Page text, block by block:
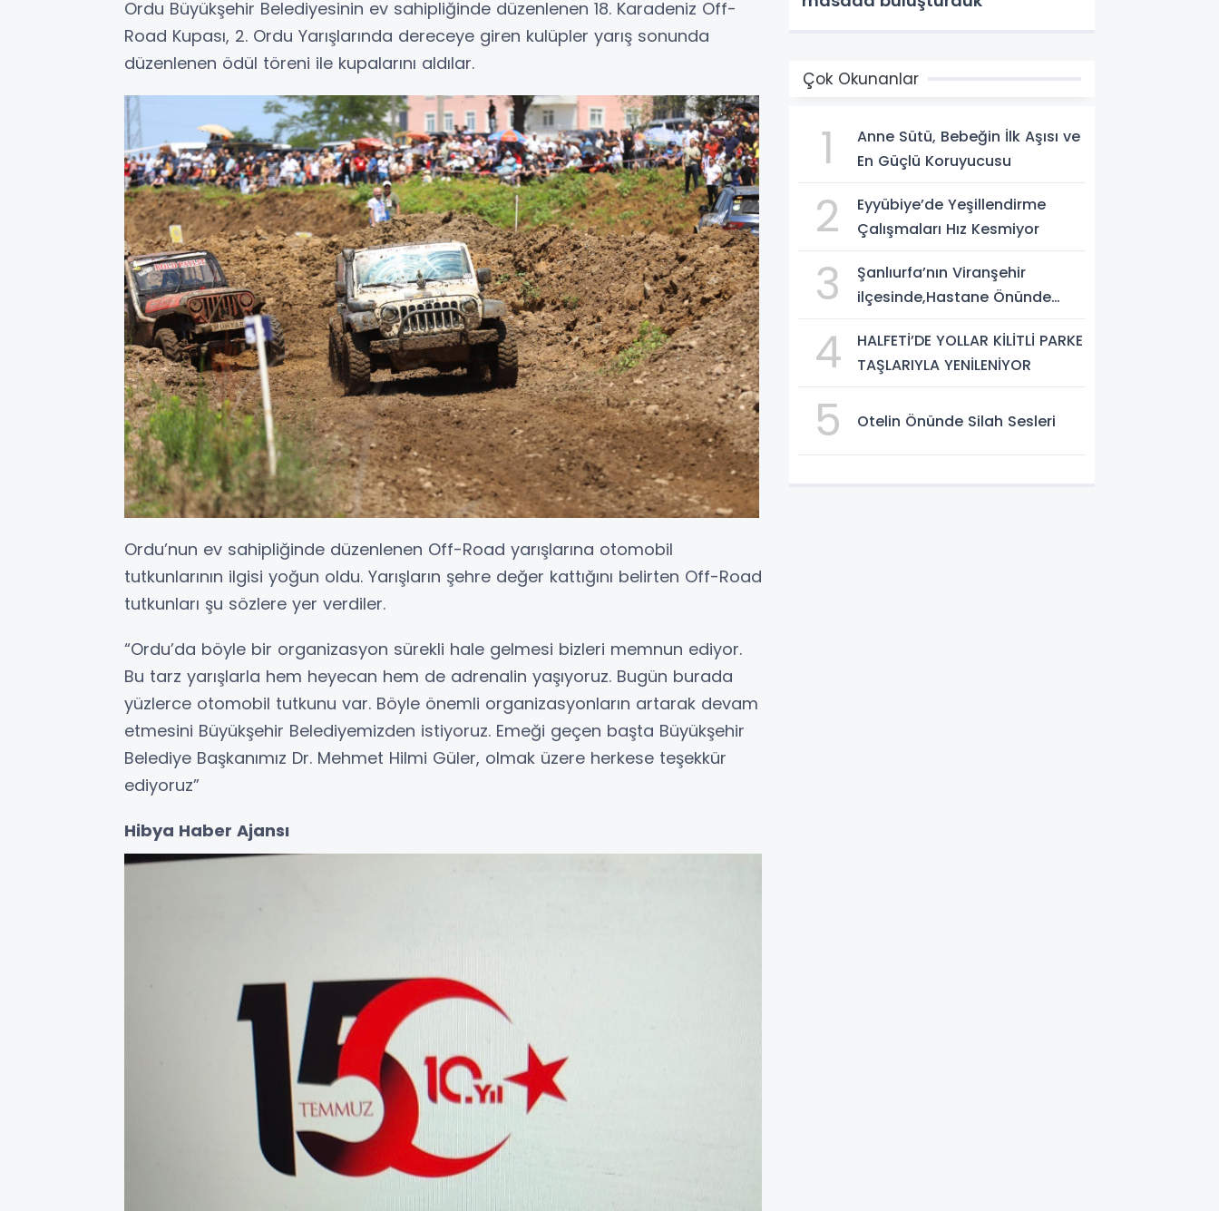
Ordu Büyükşehir Belediyesinin ev sahipliğinde düzenlenen 18. Karadeniz Off-
Road Kupası, 2. Ordu Yarışlarında dereceye giren kulüpler yarış sonunda
düzenlenen ödül töreni ile kupalarını aldılar.
Ordu’nun ev sahipliğinde düzenlenen Off-Road yarışlarına otomobil
tutkunlarının ilgisi yoğun oldu. Yarışların şehre değer kattığını belirten Off-Road
tutkunları şu sözlere yer verdiler.
“Ordu’da böyle bir organizasyon sürekli hale gelmesi bizleri memnun ediyor.
Bu tarz yarışlarla hem heyecan hem de adrenalin yaşıyoruz. Bugün burada
yüzlerce otomobil tutkunu var. Böyle önemli organizasyonların artarak devam
etmesini Büyükşehir Belediyemizden istiyoruz. Emeği geçen başta Büyükşehir
Belediye Başkanımız Dr. Mehmet Hilmi Güler, olmak üzere herkese teşekkür
ediyoruz”
Hibya Haber Ajansı
Çok Okunanlar
1
Anne Sütü, Bebeğin İlk Aşısı ve
En Güçlü Koruyucusu
2
Eyyübiye’de Yeşillendirme
Çalışmaları Hız Kesmiyor
3
Şanlıurfa’nın Viranşehir
ilçesinde,Hastane Önünde
4
HALFETİ’DE YOLLAR KİLİTLİ PARKE
TAŞLARIYLA YENİLENİYOR
5 Otelin Önünde Silah Sesleri